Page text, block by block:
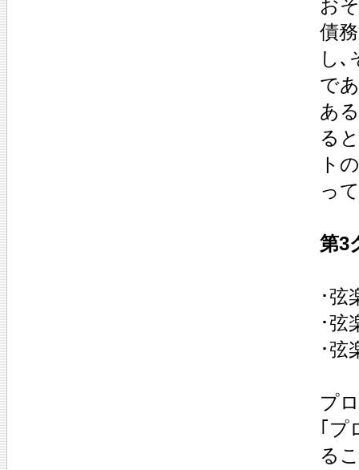
お
債
し､
で
あ
る
ト
っ
第3
･弦
･弦
･弦
プ
｢プ
る